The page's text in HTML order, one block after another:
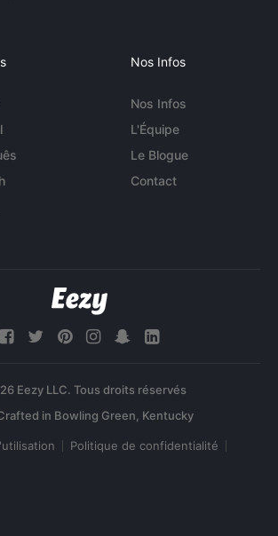
Nos Infos
Nos Infos
L'Équipe
Le Blogue
Contact
Eezy LLC. Tous droits réservés
Politique de confidentialité